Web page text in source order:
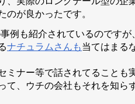
のが良かったです。
例も紹介されているのですが
ナチュラムさんも当てはまる
ミナー等で話されてることも
て、ウチの会社もそれを知ら